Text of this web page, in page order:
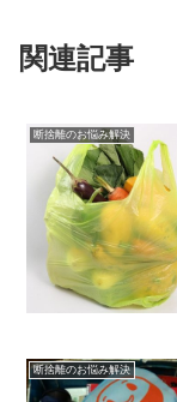
関連記事
断捨離のお悩み解決
断捨離のお悩み解決